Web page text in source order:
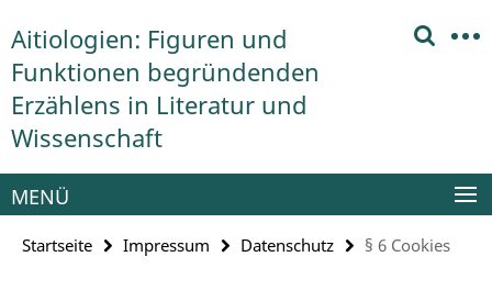
direkt
zu
Inhalt
Aitiologien: Figuren und
Funktionen begründenden
Erzählens in Literatur und
Wissenschaft
Service-
Navigation
MENÜ
Startseite Impressum Datenschutz § 6 Cookies